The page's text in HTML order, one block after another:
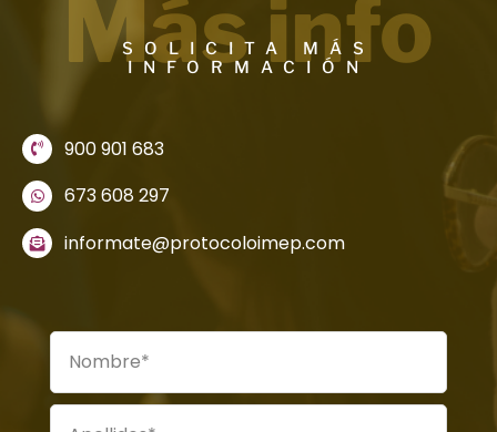
Más info
SOLICITA MÁS
INFORMACIÓN
900 901 683
673 608 297
informate@protocoloimep.com